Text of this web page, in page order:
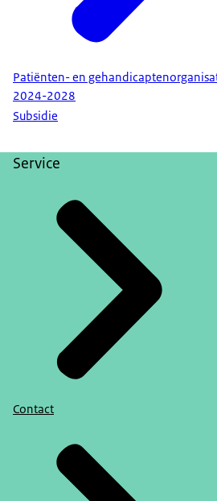
Patiënten- en
2024-2028
Subsidie
Service
Contact